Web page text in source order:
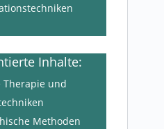
Inhalte:
Therapie und
Methoden